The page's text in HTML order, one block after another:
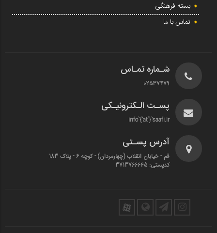
بسته فرهنگی
تماس با ما
شـماره تمـاس
02537479
پسـت الـکترونیـکی
info`{`at`}`saafi.ir
آدرس پسـتی
قم - خیابان انقلاب (چهارمردان)‌ - کوچه 6 - پلاک 183
کدپستی: 3713766645